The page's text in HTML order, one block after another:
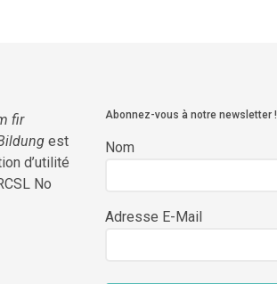
fir
est
d’utilité
No
Abonnez-vous à notre newsletter !
Nom
Adresse E-Mail